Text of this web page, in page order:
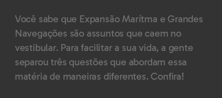
Você sabe que Expansão Marítma e Grandes
Navegações são assuntos que caem no
vestibular. Para facilitar a sua vida, a gente
separou três questões que abordam essa
matéria de maneiras diferentes. Confira!